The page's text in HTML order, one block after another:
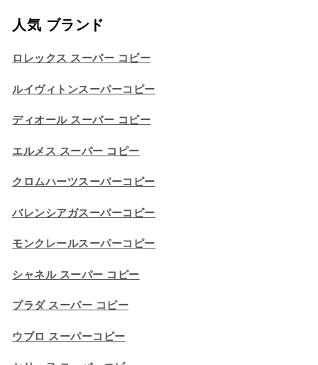
人気 ブランド
ロレックス スーパー コピー
ルイヴィトンスーパーコピー
ディオール スーパー コピー
エルメス スーパー コピー
クロムハーツスーパーコピー
バレンシアガスーパーコピー
モンクレールスーパーコピー
シャネル スーパー コピー
プラダ スーパー コピー
ウブロ スーパーコピー